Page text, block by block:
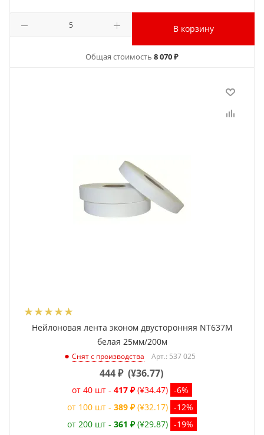
В корзину
Общая стоимость 8 070 ₽
Нейлоновая лента эконом двусторонняя NT637M
белая 25мм/200м
Снят с производства Арт.: 537 025
444₽ (¥36.77)
от 40 шт - 417 ₽ (¥34.47) -6%
от 100 шт - 389 ₽ (¥32.17) -12%
от 200 шт - 361 ₽ (¥29.87) -19%